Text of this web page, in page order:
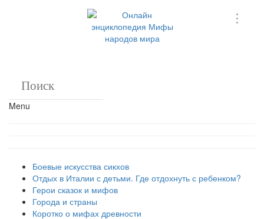
Menu
Боевые искусства сикхов
Отдых в Италии с детьми. Где отдохнуть с ребенком?
Герои сказок и мифов
Города и страны
Коротко о мифах древности